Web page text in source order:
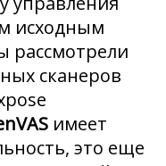
исходным
рассмотрели
сканеров
имеет
это еще